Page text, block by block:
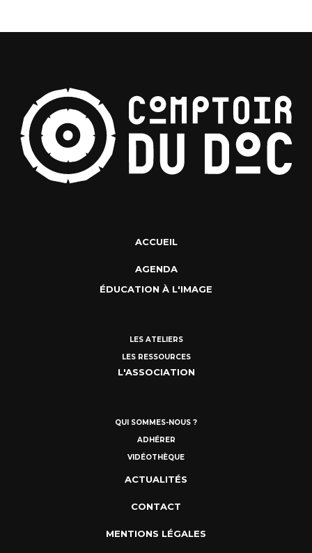
ACCUEIL
AGENDA
ÉDUCATION À L'IMAGE
LES ATELIERS
LES RESSOURCES
L'ASSOCIATION
QUI SOMMES-NOUS ?
ADHÉRER
VIDÉOTHÈQUE
ACTUALITÉS
CONTACT
MENTIONS LÉGALES